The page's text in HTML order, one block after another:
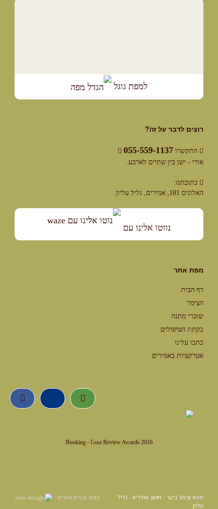
למפת גוגל
רוצים לדבר על זה?
התקשרו055-559-1137
אורי - ישן בין שתיים לארבע.
כתובתנו:
האלונים 181, אמירים, גליל עליון
נווטו אלינו עם
מפת אתר
דף הבית
הצימר
שוברי מתנה
בקתת הטיפולים
כתבו עלינו
אטרקציות באמירים
Booking - Gust Review Awards 2016
ספא וצימר ביער - מושב אמירים - גליל
עליון
עיצוב ובניית אתרים -